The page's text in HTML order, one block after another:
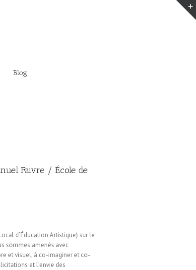
Blog
Faivre / École de
d’Éducation Artistique) sur le
sommes amenés avec
et visuel, à co-imaginer et co-
et l’envie des